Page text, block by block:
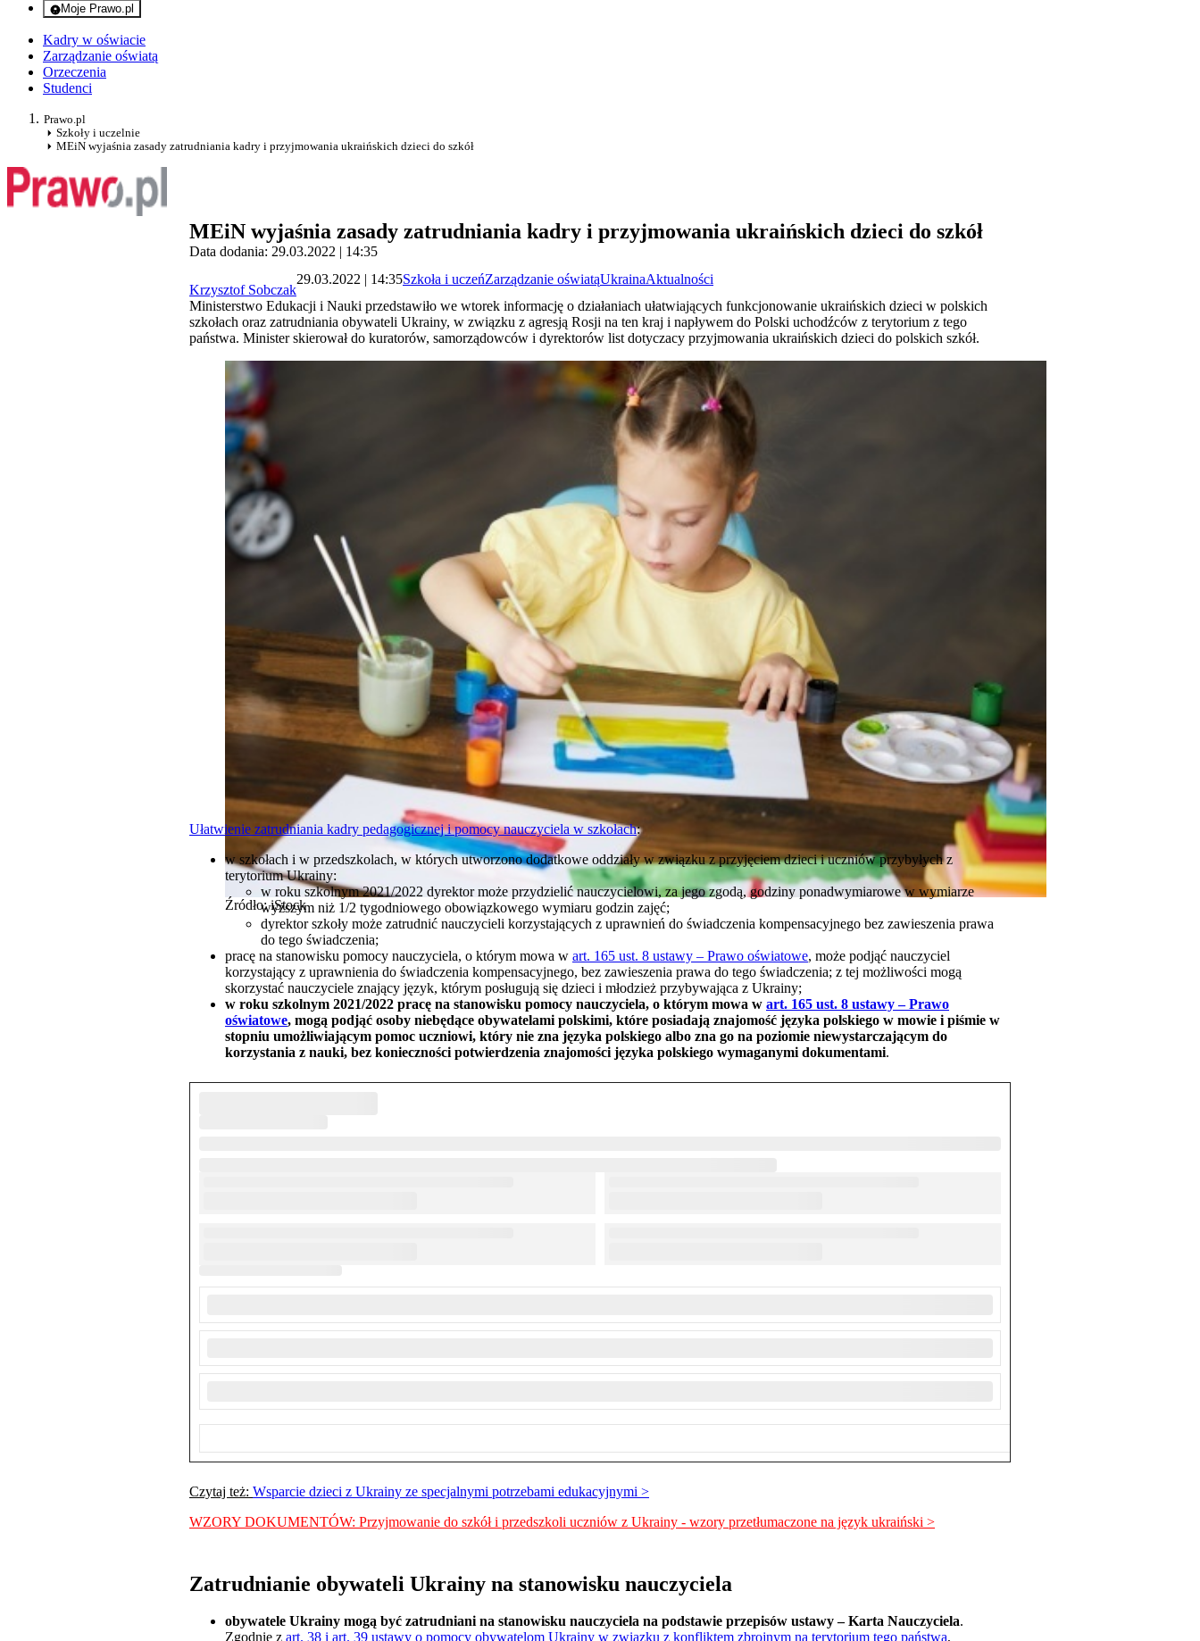
Moje Prawo.pl
- rejestracja i logowanie do serwisu
Kadry w oświacie
Zarządzanie oświatą
Orzeczenia
Studenci
Prawo.pl
Szkoły i uczelnie
MEiN wyjaśnia zasady zatrudniania kadry i przyjmowania ukraińskich dzieci do szkół
MEiN wyjaśnia zasady zatrudniania kadry i przyjmowania ukraińskich dzieci do szkół
Data dodania: 29.03.2022 | 14:35
Krzysztof Sobczak
29.03.2022 | 14:35Szkoła i uczeńZarządzanie oświatąUkrainaAktualności
Ministerstwo Edukacji i Nauki przedstawiło we wtorek informację o działaniach ułatwiających funkcjonowanie ukraińskich dzieci w polskich
szkołach oraz zatrudniania obywateli Ukrainy, w związku z agresją Rosji na ten kraj i napływem do Polski uchodźców z terytorium z tego
państwa. Minister skierował do kuratorów, samorządowców i dyrektorów list dotyczacy przyjmowania ukraińskich dzieci do polskich szkół.
Źródło: iStock
Ułatwienie zatrudniania kadry pedagogicznej i pomocy nauczyciela w szkołach:
w szkołach i w przedszkolach, w których utworzono dodatkowe oddziały w związku z przyjęciem dzieci i uczniów przybyłych z
terytorium Ukrainy:
w roku szkolnym 2021/2022 dyrektor może przydzielić nauczycielowi, za jego zgodą, godziny ponadwymiarowe w wymiarze
wyższym niż 1/2 tygodniowego obowiązkowego wymiaru godzin zajęć;
dyrektor szkoły może zatrudnić nauczycieli korzystających z uprawnień do świadczenia kompensacyjnego bez zawieszenia prawa
do tego świadczenia;
pracę na stanowisku pomocy nauczyciela, o którym mowa w art. 165 ust. 8 ustawy – Prawo oświatowe, może podjąć nauczyciel
korzystający z uprawnienia do świadczenia kompensacyjnego, bez zawieszenia prawa do tego świadczenia; z tej możliwości mogą
skorzystać nauczyciele znający język, którym posługują się dzieci i młodzież przybywająca z Ukrainy;
w roku szkolnym 2021/2022 pracę na stanowisku pomocy nauczyciela, o którym mowa w art. 165 ust. 8 ustawy – Prawo
oświatowe, mogą podjąć osoby niebędące obywatelami polskimi, które posiadają znajomość języka polskiego w mowie i piśmie w
stopniu umożliwiającym pomoc uczniowi, który nie zna języka polskiego albo zna go na poziomie niewystarczającym do
korzystania z nauki, bez konieczności potwierdzenia znajomości języka polskiego wymaganymi dokumentami.
Czytaj też: Wsparcie dzieci z Ukrainy ze specjalnymi potrzebami edukacyjnymi >
WZORY DOKUMENTÓW: Przyjmowanie do szkół i przedszkoli uczniów z Ukrainy - wzory przetłumaczone na język ukraiński >
Zatrudnianie obywateli Ukrainy na stanowisku nauczyciela
obywatele Ukrainy mogą być zatrudniani na stanowisku nauczyciela na podstawie przepisów ustawy – Karta Nauczyciela.
Zgodnie z art. 38 i art. 39 ustawy o pomocy obywatelom Ukrainy w związku z konfliktem zbrojnym na terytorium tego państwa,